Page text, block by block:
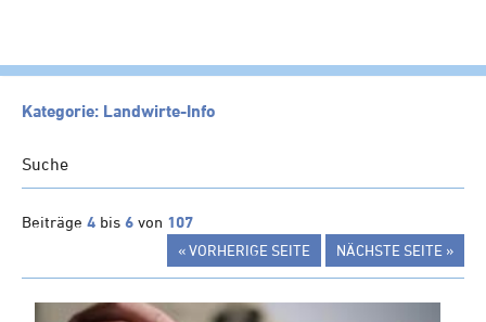
NEWS
Klienten-Info
Kategorie: Landwirte-Info
Suche
Beiträge 4 bis 6 von 107
« VORHERIGE SEITE
NÄCHSTE SEITE »